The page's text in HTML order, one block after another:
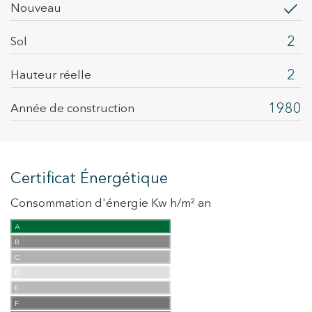
Nouveau
Sol 2
Hauteur réelle 2
Année de construction 1980
Certificat Énergétique
Consommation d'énergie Kw h/m² an
A
B
C
D
E
F